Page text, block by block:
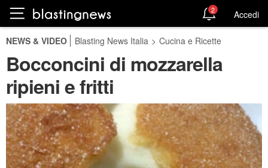
2 Accedi
NEWS & VIDEO Blasting News Italia > Cucina e Ricette
Bocconcini di mozzarella
ripieni e fritti